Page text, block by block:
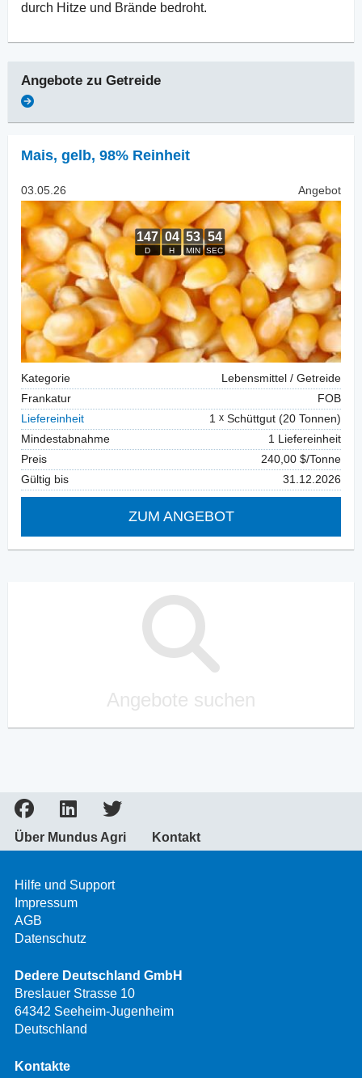
durch Hitze und Brände bedroht.
Angebote zu Getreide
Mais, gelb, 98% Reinheit
03.05.26 Angebot
Kategorie
Lebensmittel / Getreide
Frankatur
FOB
Liefereinheit
1
Schüttgut (20 Tonnen)
Mindestabnahme
1 Liefereinheit
Preis
240,00 $/Tonne
Gültig bis
31.12.2026
ZUM ANGEBOT
Angebote suchen
Über Mundus Agri Kontakt
Hilfe und Support
Impressum
AGB
Datenschutz
Dedere Deutschland GmbH
Breslauer Strasse 10
64342 Seeheim-Jugenheim
Deutschland
Kontakte